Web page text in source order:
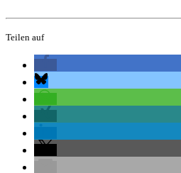
Teilen auf